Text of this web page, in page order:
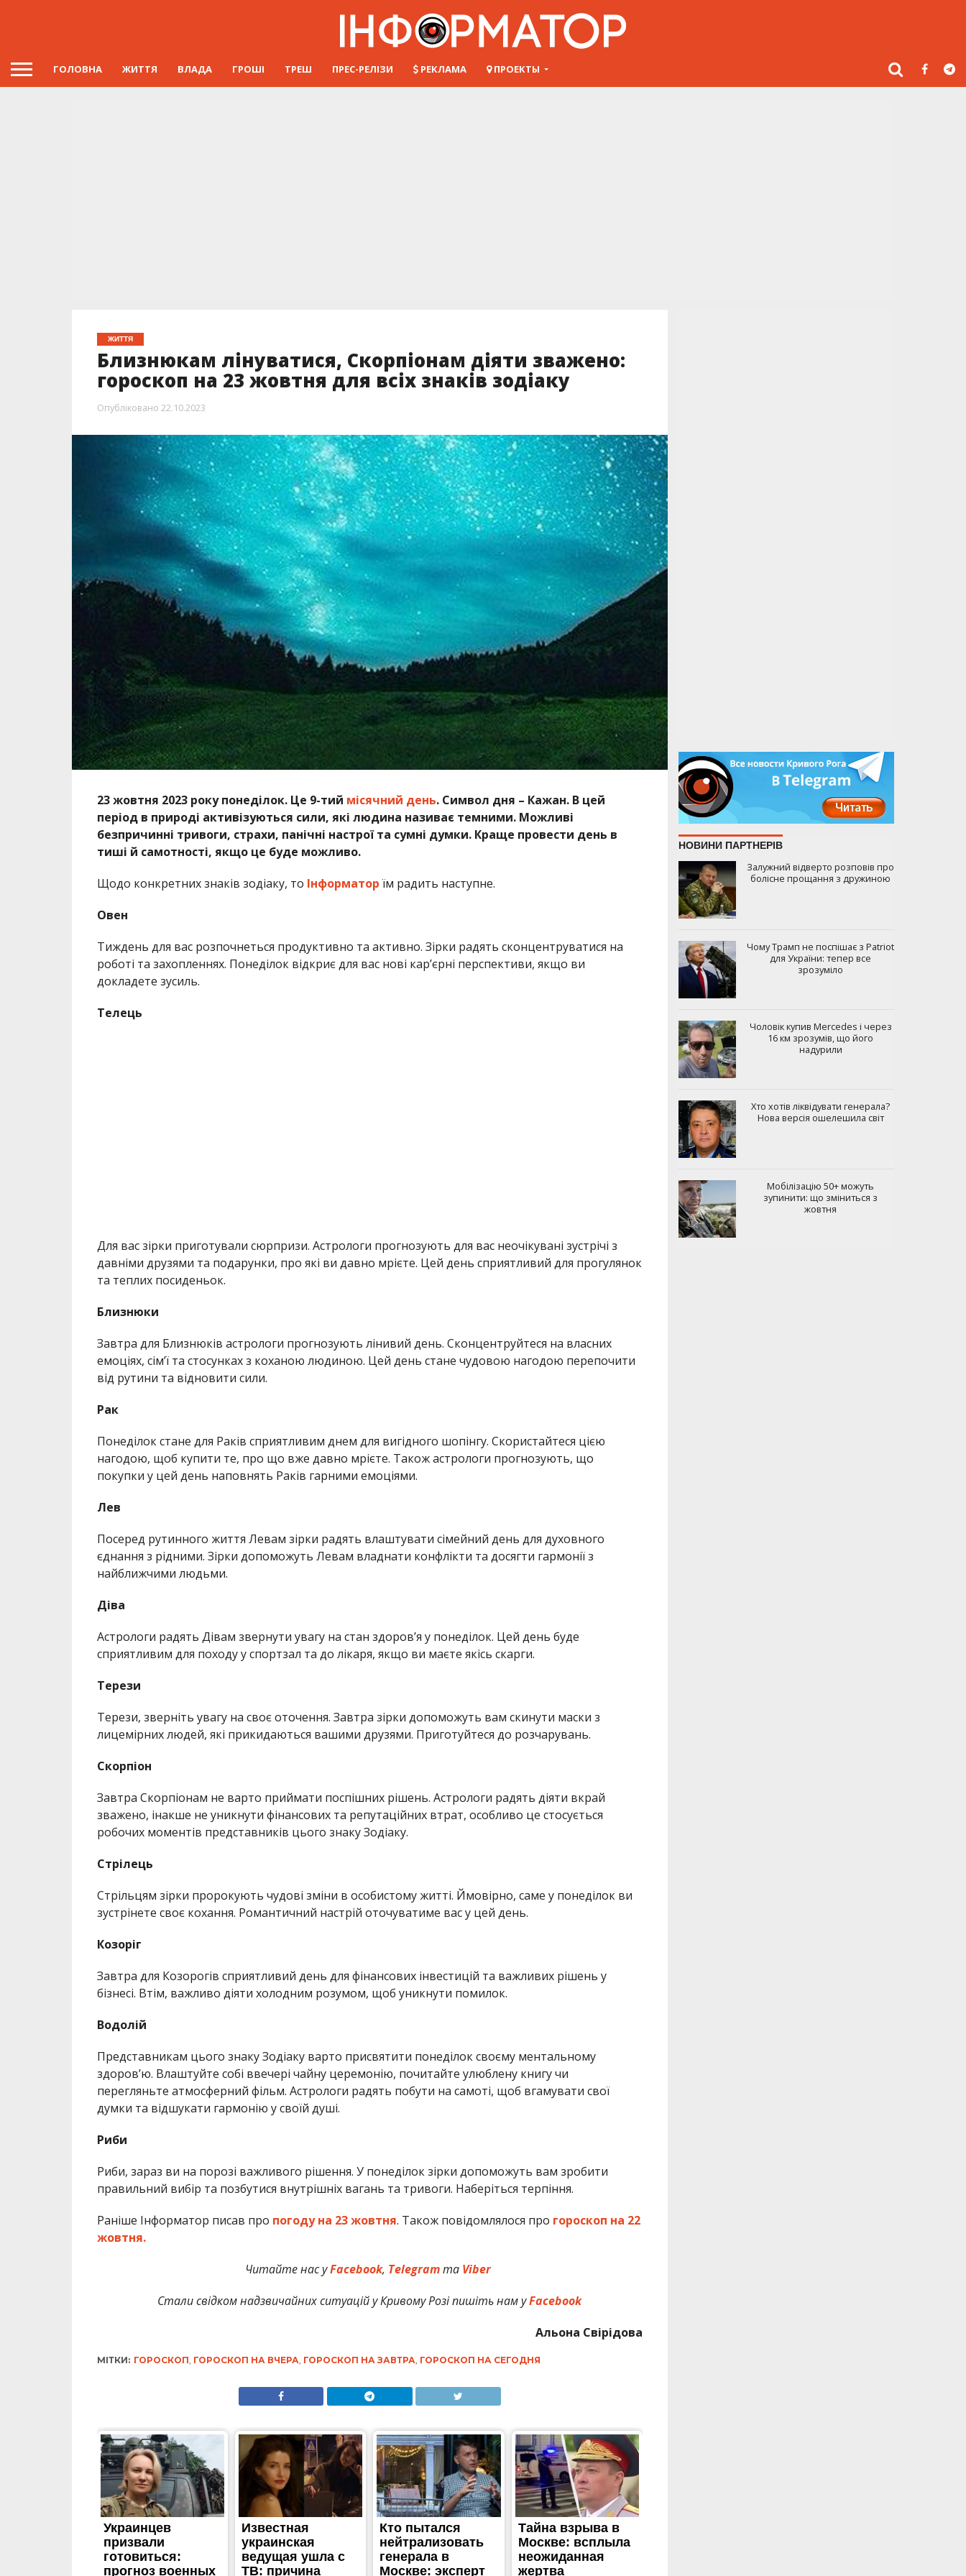
ГОЛОВНА ЖИТТЯ ВЛАДА ГРОШІ ТРЕШ ПРЕС-РЕЛІЗИ РЕКЛАМА ПРОЕКТЫ
ЖИТТЯ
Близнюкам лінуватися, Скорпіонам діяти зважено:
гороскоп на 23 жовтня для всіх знаків зодіаку
Опубліковано 22.10.2023
23 жовтня 2023 року понеділок. Це 9-тий місячний день. Символ дня – Кажан. В цей
період в природі активізуються сили, які людина називає темними. Можливі
безпричинні тривоги, страхи, панічні настрої та сумні думки. Краще провести день в
тиші й самотності, якщо це буде можливо.
Щодо конкретних знаків зодіаку, то Інформаторїм радить наступне.
Овен
Тиждень для вас розпочнеться продуктивно та активно. Зірки радять сконцентруватися на
роботі та захопленнях. Понеділок відкриє для вас нові кар’єрні перспективи, якщо ви
докладете зусиль.
Телець
Для вас зірки приготували сюрпризи. Астрологи прогнозують для вас неочікувані зустрічі з
давніми друзями та подарунки, про які ви давно мрієте. Цей день сприятливий для прогулянок
та теплих посиденьок.
Близнюки
Завтра для Близнюків астрологи прогнозують лінивий день. Сконцентруйтеся на власних
емоціях, сім’ї та стосунках з коханою людиною. Цей день стане чудовою нагодою перепочити
від рутини та відновити сили.
Рак
Понеділок стане для Раків сприятливим днем для вигідного шопінгу. Скористайтеся цією
нагодою, щоб купити те, про що вже давно мрієте. Також астрологи прогнозують, що
покупки у цей день наповнять Раків гарними емоціями.
Лев
Посеред рутинного життя Левам зірки радять влаштувати сімейний день для духовного
єднання з рідними. Зірки допоможуть Левам владнати конфлікти та досягти гармонії з
найближчими людьми.
Діва
Астрологи радять Дівам звернути увагу на стан здоров’я у понеділок. Цей день буде
сприятливим для походу у спортзал та до лікаря, якщо ви маєте якісь скарги.
Терези
Терези, зверніть увагу на своє оточення. Завтра зірки допоможуть вам скинути маски з
лицемірних людей, які прикидаються вашими друзями. Приготуйтеся до розчарувань.
Скорпіон
Завтра Скорпіонам не варто приймати поспішних рішень. Астрологи радять діяти вкрай
зважено, інакше не уникнути фінансових та репутаційних втрат, особливо це стосується
робочих моментів представників цього знаку Зодіаку.
Стрілець
Стрільцям зірки пророкують чудові зміни в особистому житті. Ймовірно, саме у понеділок ви
зустрінете своє кохання. Романтичний настрій оточуватиме вас у цей день.
Козоріг
Завтра для Козорогів сприятливий день для фінансових інвестицій та важливих рішень у
бізнесі. Втім, важливо діяти холодним розумом, щоб уникнути помилок.
Водолій
Представникам цього знаку Зодіаку варто присвятити понеділок своєму ментальному
здоров’ю. Влаштуйте собі ввечері чайну церемонію, почитайте улюблену книгу чи
перегляньте атмосферний фільм. Астрологи радять побути на самоті, щоб вгамувати свої
думки та відшукати гармонію у своїй душі.
Риби
Риби, зараз ви на порозі важливого рішення. У понеділок зірки допоможуть вам зробити
правильний вибір та позбутися внутрішніх вагань та тривоги. Наберіться терпіння.
Раніше Інформатор писав про погоду на 23 жовтня. Також повідомлялося про гороскоп на 22
жовтня.
Читайте нас уFacebook, Telegramта Viber
Стали свідком надзвичайних ситуацій у Кривому Розі пишіть нам уFacebook
Альона Свірідова
МІТКИ: ГОРОСКОП, ГОРОСКОП НА ВЧЕРА, ГОРОСКОП НА ЗАВТРА, ГОРОСКОП НА СЕГОДНЯ